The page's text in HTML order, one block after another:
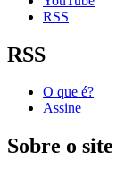
RSS
RSS
O que é?
Assine
Sobre o site